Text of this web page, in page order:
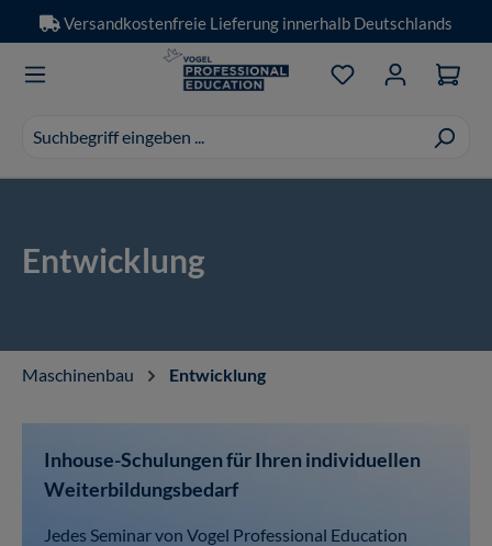
Zum Hauptinhalt springen
Versandkostenfreie Lieferung innerhalb Deutschlands
erscheinen
während
Du hast 0
Entwicklung
Maschinenbau Entwicklung
Inhouse-Schulungen für Ihren individuellen
Weiterbildungsbedarf
Jedes Seminar von Vogel Professional Education